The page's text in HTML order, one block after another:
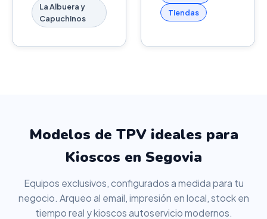
La Albuera y
Capuchinos
Tiendas
Modelos de TPV ideales para
Kioscos en Segovia
Equipos exclusivos, configurados a medida para tu
negocio. Arqueo al email, impresión en local, stock en
tiempo real y kioscos autoservicio modernos.